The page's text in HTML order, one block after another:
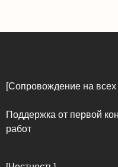
[Сопровождение на всех
Поддержка от первой
работ